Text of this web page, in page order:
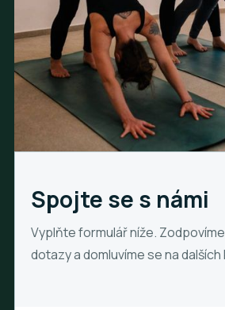
Spojte se s námi
Vyplňte formulář níže.
dotazy a domluvíme se na